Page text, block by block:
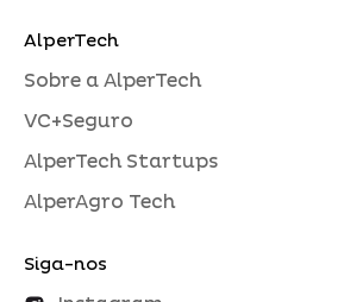
AlperTech
Sobre a AlperTech
VC+Seguro
AlperTech Startups
AlperAgro Tech
Siga-nos